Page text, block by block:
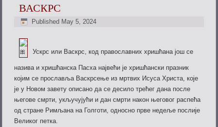
ВАСКРС
Published May 5, 2024
Ускрс или Васкрс, код православних хришћана још се
назива и хришћанска Пасха највећи је хришћански празник
којим се прославља Bаскрсење из мртвих Исуса Христа, које
је у Новом завету описано да се десило трећег дана после
његове смрти, укључујући и дан смрти након његовог распећа
од стране Римљана на Голготи, односно прве недеље послије
Великог петка.